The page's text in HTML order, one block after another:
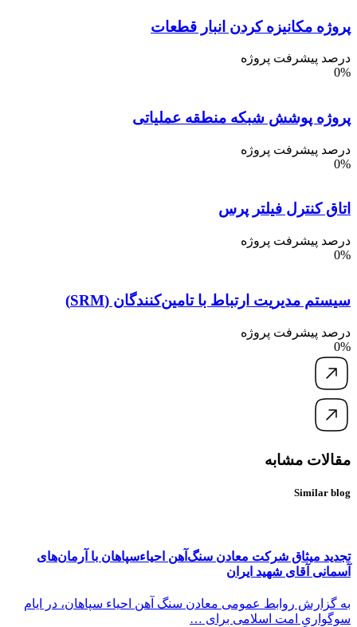
پروژه مکانیزه کردن انبار قطعات
درصد پیشرفت پروژه
0%
پروژه پوشش شبکه منطقه عملیاتی
درصد پیشرفت پروژه
0%
اتاق کنترل فیلتر پرس
درصد پیشرفت پروژه
0%
سیستم مدیریت ارتباط با تامین‌کنندگان (SRM)
درصد پیشرفت پروژه
0%
مقالات مشابه
Similar blog
تجدید میثاق شرکت معادن سنگ‌آهن احیاءسپاهان با آرمان‌های
آسمانی آقای شهید ایران
به گزارش روابط عمومی معادن سنگ آهن احیاء سپاهان، در ایام
سوگواریِ امت اسلامی برای …